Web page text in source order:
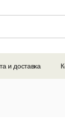
и доставка